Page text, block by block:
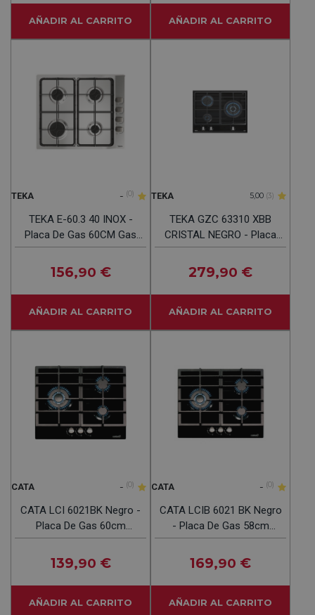
AÑADIR AL CARRITO AÑADIR AL CARRITO
TEKA - (0)
TEKA E-60.3 40 INOX -
Placa De Gas 60CM Gas
Butano
156,90 €
AÑADIR AL CARRITO
TEKA 5,00 (3)
TEKA GZC 63310 XBB
CRISTAL NEGRO - Placa
De Gas 60CM BUTANO
279,90 €
AÑADIR AL CARRITO
CATA - (0)
CATA LCI 6021BK Negro -
Placa De Gas 60cm
Natural Y Butano
139,90 €
AÑADIR AL CARRITO
CATA - (0)
CATA LCIB 6021 BK Negro
- Placa De Gas 58cm
Butano
169,90 €
AÑADIR AL CARRITO